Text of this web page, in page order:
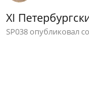
XI
SP038 опубликовал